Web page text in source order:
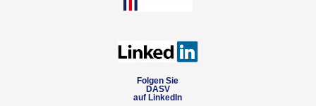
Folgen Sie
DASV
auf LinkedIn